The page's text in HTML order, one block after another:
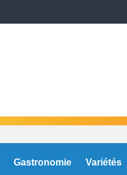
Gastronomie Variétés